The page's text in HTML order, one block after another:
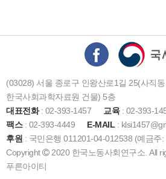
(03028) 서울 종로구 인왕산로1길 25(사직동
한국사회과학자료원 건물) 5층
대표전화: 02-393-1457 교육: 02-393-
팩스: 02-393-4449 E-MAIL :
후원 : 국민은행 011201-04-012538 (예금주
Copyright
2020 한국노동사회연구소. All
푸른아이티